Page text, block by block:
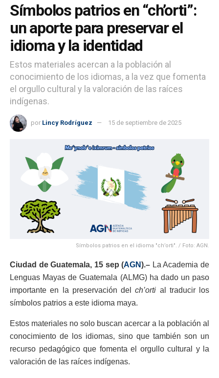
Símbolos patrios en “ch’orti”:
un aporte para preservar el
idioma y la identidad
Estos materiales acercan a la población al
conocimiento de los idiomas, a la vez que fomenta
el orgullo cultural y la valoración de las raíces
indígenas.
por Lincy Rodríguez 15 de septiembre de 2025
Símbolos patrios en el idioma "ch’orti". / Foto: AGN.
Ciudad de Guatemala, 15 sep (AGN).– La Academia de
Lenguas Mayas de Guatemala (ALMG) ha dado un paso
importante en la preservación delch’orti al traducir los
símbolos patrios a este idioma maya.
Estos materiales no solo buscan acercar a la población al
conocimiento de los idiomas, sino que también son un
recurso pedagógico que fomenta el orgullo cultural y la
valoración de las raíces indígenas.